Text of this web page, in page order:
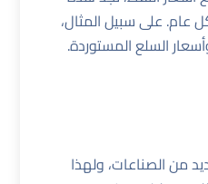
عام. على سبيل المثال،
السلع المستوردة.
من الصناعات، ولهذا